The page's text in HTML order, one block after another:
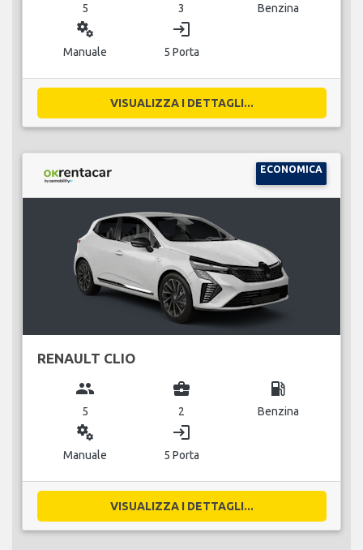
5 3 Benzina
miscellaneous_services
Manuale
login
5 Porta
VISUALIZZA I DETTAGLI...
ECONOMICA
RENAULT CLIO
group
5
business_center
2
local_gas_station
Benzina
miscellaneous_services
Manuale
login
5 Porta
VISUALIZZA I DETTAGLI...